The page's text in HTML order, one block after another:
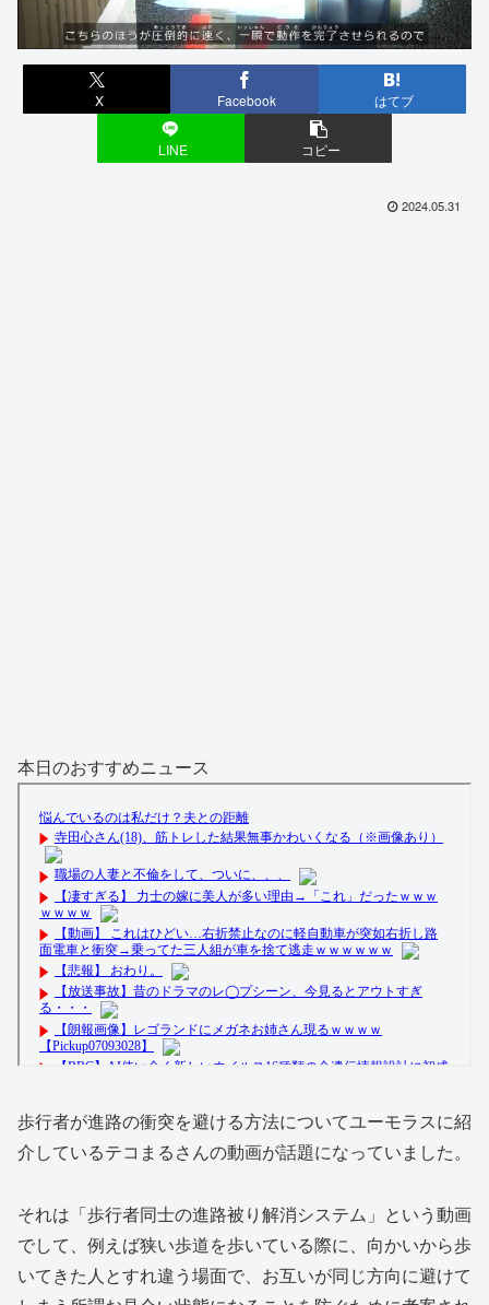
X Facebook はてブ
LINE コピー
2024.05.31
本日のおすすめニュース
歩行者が進路の衝突を避ける方法についてユーモラスに紹
介しているテコまるさんの動画が話題になっていました。
それは「歩行者同士の進路被り解消システム」という動画
でして、例えば狭い歩道を歩いている際に、向かいから歩
いてきた人とすれ違う場面で、お互いが同じ方向に避けて